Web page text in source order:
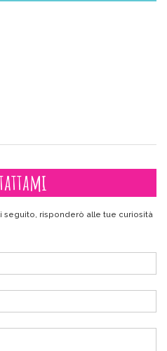
seguito, risponderò alle tue curiosità